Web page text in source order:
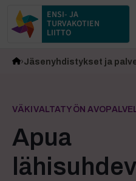
ENSI- JA
TURVAKOTIEN
LIITTO
Jäsenyhdistykset ja
VÄKIVALTATYÖN
Apua